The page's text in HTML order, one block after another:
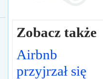
Zobacz także
Airbnb
przyjrzał się